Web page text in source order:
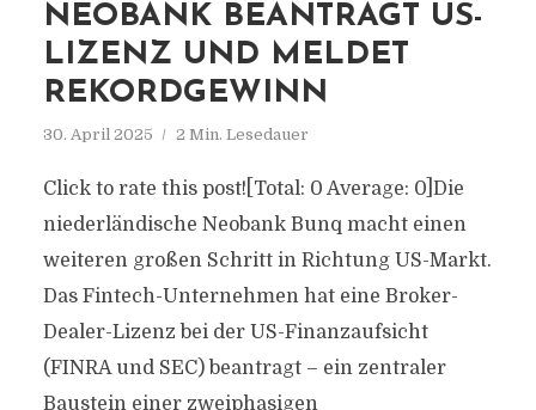
NEOBANK BEANTRAGT US-
LIZENZ UND MELDET
REKORDGEWINN
30. April 2025 2 Min. Lesedauer
Click to rate this post![Total: 0 Average: 0]Die
niederländische Neobank Bunq macht einen
weiteren großen Schritt in Richtung US-Markt.
Das Fintech-Unternehmen hat eine Broker-
Dealer-Lizenz bei der US-Finanzaufsicht
(FINRA und SEC) beantragt – ein zentraler
Baustein einer zweiphasigen